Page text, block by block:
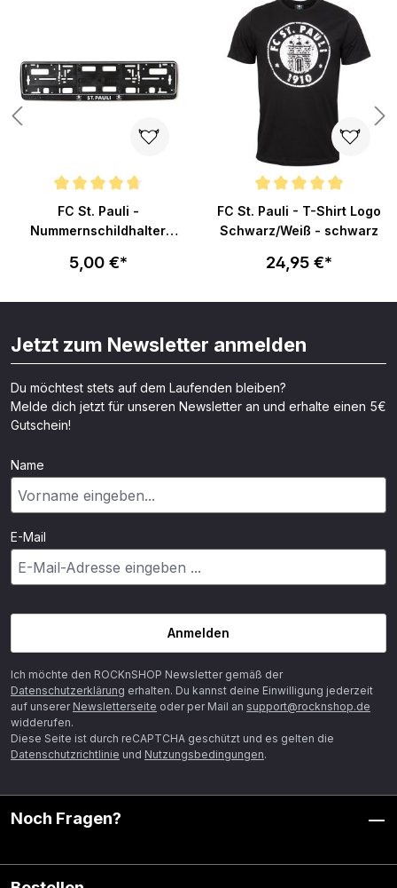
5 von 5 Sternen
Durchschnittliche Bewertung von 4.8 von 5 Sternen
FC St. Pauli -
Nummernschildhalter
5,00 €*
Durchschnittliche Bewertung
FC St. Pauli - T-Shirt Logo
Schwarz/Weiß - schwarz
24,95 €*
Jetzt zum Newsletter anmelden
Du möchtest stets auf dem Laufenden bleiben?
Melde dich jetzt für unseren Newsletter an und erhalte einen 5€
Gutschein!
Name
E-Mail
Anmelden
Ich möchte den ROCKnSHOP Newsletter gemäß der
Datenschutzerklärung erhalten. Du kannst deine Einwilligung jederzeit
auf unserer Newsletterseite oder per Mail an support@rocknshop.de
widderufen.
Diese Seite ist durch reCAPTCHA geschützt und es gelten die
Datenschutzrichtlinie und Nutzungsbedingungen.
Noch Fragen?